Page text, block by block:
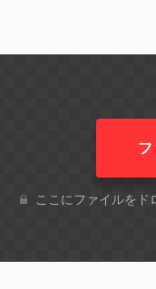
ここにファイルをド